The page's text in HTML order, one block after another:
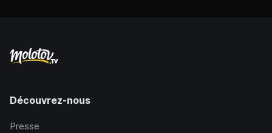
Découvrez-nous
Presse